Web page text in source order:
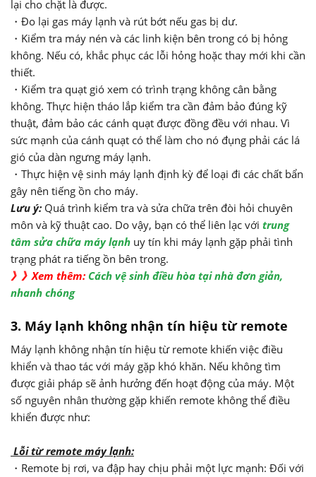
lại cho chặt là được.
・Đo lại gas máy lạnh và rút bớt nếu gas bị dư.
・Kiểm tra máy nén và các linh kiện bên trong có bị hỏng
không. Nếu có, khắc phục các lỗi hỏng hoặc thay mới khi cần
thiết.
・Kiểm tra quạt gió xem có trình trạng không cân bằng
không. Thực hiện tháo lắp kiểm tra cần đảm bảo đúng kỹ
thuật, đảm bảo các cánh quạt được đồng đều với nhau. Vì
sức mạnh của cánh quạt có thể làm cho nó đụng phải các lá
gió của dàn ngưng máy lạnh.
・Thực hiện vệ sinh máy lạnh định kỳ để loại đi các chất bẩn
gây nên tiếng ồn cho máy.
Lưu ý: Quá trình kiểm tra và sửa chữa trên đòi hỏi chuyên
môn và kỹ thuật cao. Do vậy, bạn có thể liên lạc với trung
tâm sửa chữa máy lạnh uy tín khi máy lạnh gặp phải tình
trạng phát ra tiếng ồn bên trong.
》》Xem thêm: Cách vệ sinh điều hòa tại nhà đơn giản,
nhanh chóng
3. Máy lạnh không nhận tín hiệu từ remote
Máy lạnh không nhận tín hiệu từ remote khiến việc điều
khiển và thao tác với máy gặp khó khăn. Nếu không tìm
được giải pháp sẽ ảnh hưởng đến hoạt động của máy. Một
số nguyên nhân thường gặp khiến remote không thể điều
khiển được như:
Lỗi từ remote máy lạnh:
・Remote bị rơi, va đập hay chịu phải một lực mạnh: Đối với